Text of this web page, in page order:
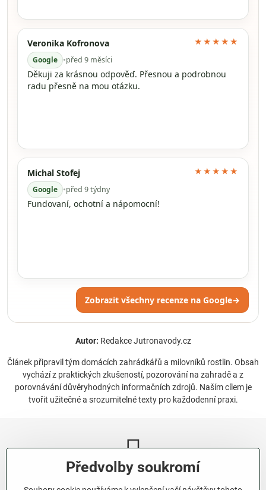
Veronika Kofronova
Google •před 9 měsíci
★★★★★
Děkuji za krásnou odpověď. Přesnou a podrobnou
radu přesně na mou otázku.
Michal Stofej
Google •před 9 týdny
★★★★★
Fundovaní, ochotní a nápomocní!
Zobrazit všechny recenze na Google→
Autor: Redakce Jutronavody.cz
Článek připravil tým domácích zahrádkářů a milovníků rostlin. Obsah
vychází z praktických zkušeností, pozorování na zahradě a z
porovnávání důvěryhodných informačních zdrojů. Naším cílem je
tvořit užitečné a srozumitelné texty pro každodenní praxi.
Newsletter
Předvolby soukromí